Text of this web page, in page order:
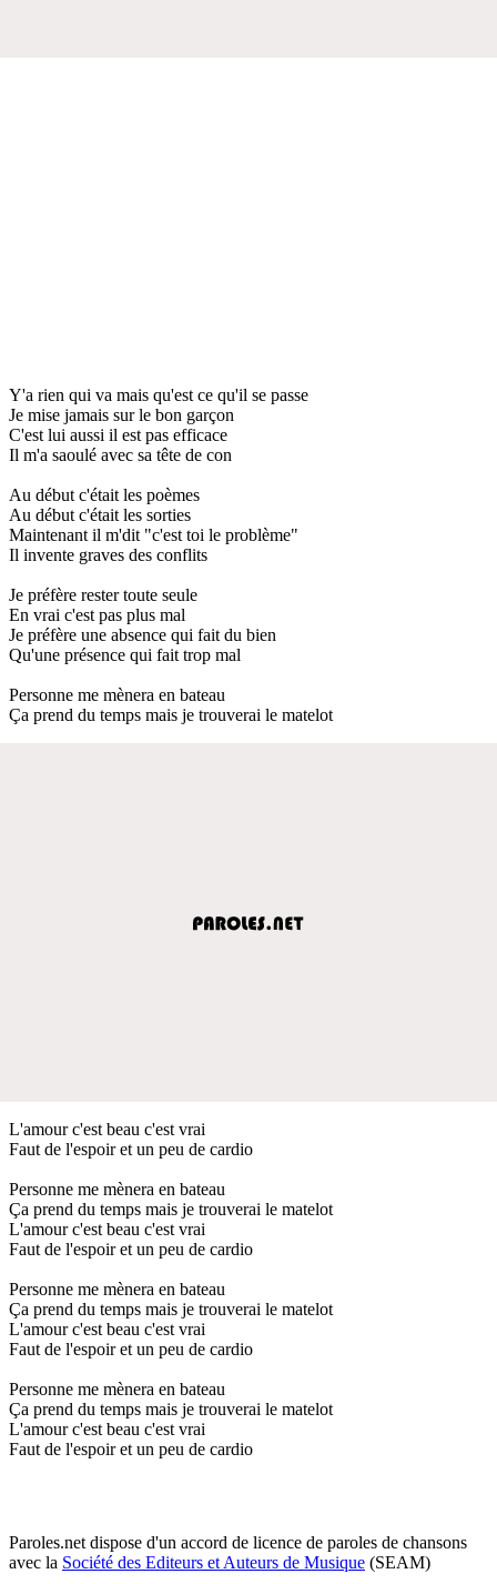
Y'a rien qui va mais qu'est ce qu'il se passe
Je mise jamais sur le bon garçon
C'est lui aussi il est pas efficace
Il m'a saoulé avec sa tête de con
Au début c'était les poèmes
Au début c'était les sorties
Maintenant il m'dit "c'est toi le problème"
Il invente graves des conflits
Je préfère rester toute seule
En vrai c'est pas plus mal
Je préfère une absence qui fait du bien
Qu'une présence qui fait trop mal
Personne me mènera en bateau
Ça prend du temps mais je trouverai le matelot
L'amour c'est beau c'est vrai
Faut de l'espoir et un peu de cardio
Personne me mènera en bateau
Ça prend du temps mais je trouverai le matelot
L'amour c'est beau c'est vrai
Faut de l'espoir et un peu de cardio
Personne me mènera en bateau
Ça prend du temps mais je trouverai le matelot
L'amour c'est beau c'est vrai
Faut de l'espoir et un peu de cardio
Personne me mènera en bateau
Ça prend du temps mais je trouverai le matelot
L'amour c'est beau c'est vrai
Faut de l'espoir et un peu de cardio
Paroles.net dispose d'un accord de licence de paroles de chansons
avec la Société des Editeurs et Auteurs de Musique (SEAM)